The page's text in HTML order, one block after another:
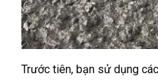
Trước tiên, bạn sử dụng